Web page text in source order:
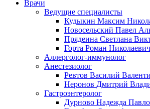
Врачи
Ведущие специалисты
Кудыкин Максим
Новосельский Павел
Прядеина Светлана
Горта Роман Николаевич
Аллерголог-иммунолог
Анестезиолог
Ревтов Василий
Неронов Дмитрий
Гастроэнтеролог
Дурново Надежда